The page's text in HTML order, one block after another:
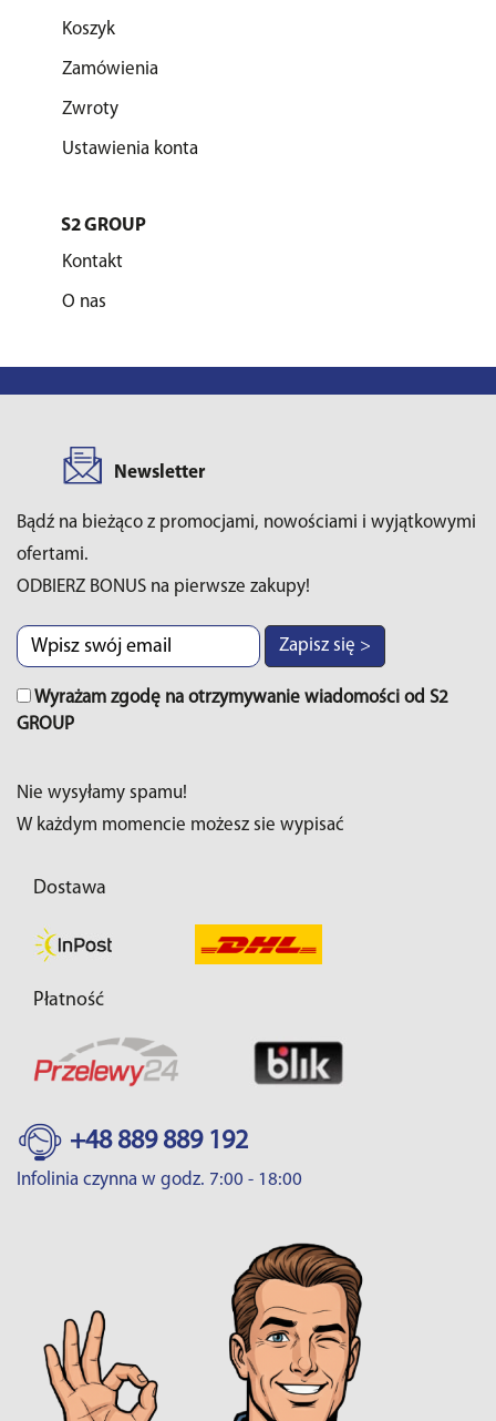
Koszyk
Zamówienia
Zwroty
Ustawienia konta
S2 GROUP
Kontakt
O nas
Newsletter
Bądź na bieżąco z promocjami, nowościami i wyjątkowymi
ofertami.
ODBIERZ BONUS na pierwsze zakupy!
Zapisz się >
Wyrażam zgodę na otrzymywanie wiadomości od S2
GROUP
Nie wysyłamy spamu!
W każdym momencie możesz sie wypisać
Dostawa
Płatność
+48 889 889 192
Infolinia czynna w godz. 7:00 - 18:00